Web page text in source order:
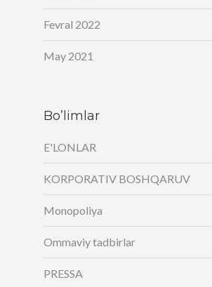
Fevral 2022
May 2021
Bo’limlar
E'LONLAR
KORPORATIV BOSHQARUV
Monopoliya
Ommaviy tadbirlar
PRESSA